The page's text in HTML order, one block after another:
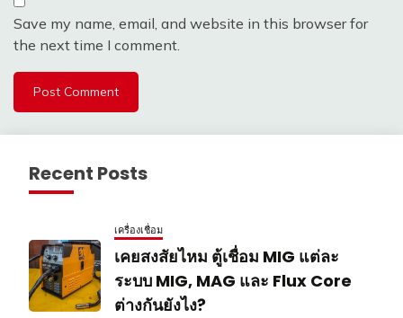
Save my name, email, and website in this browser for
the next time I comment.
Recent Posts
เครื่องเชื่อม
เคยสงสัยไหม ตู้เชื่อม MIG แต่ละ
ระบบ MIG, MAG และ Flux Core
ต่างกันยังไง?